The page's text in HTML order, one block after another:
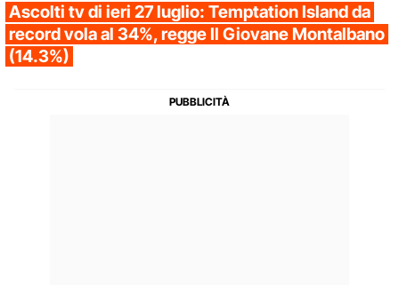
Ascolti tv di ieri 27 luglio: Temptation Island da
record vola al 34%, regge Il Giovane Montalbano
(14.3%)